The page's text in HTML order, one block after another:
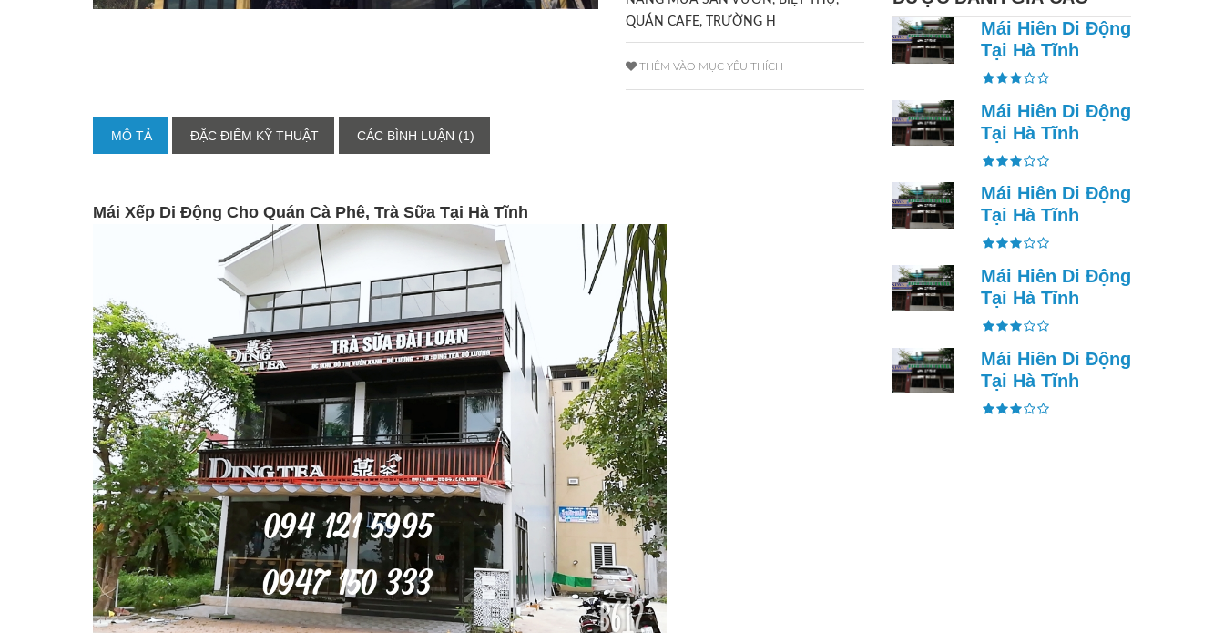
QUÁN CAFE, TRƯỜNG H
THÊM VÀO MỤC YÊU THÍCH
MÔ TẢ ĐẶC ĐIỂM KỸ THUẬT CÁC BÌNH LUẬN (1)
Mái Xếp Di Động Cho Quán Cà Phê, Trà Sữa Tại Hà Tĩnh
Mái Hiên Di Động
Tại Hà Tĩnh
Mái Hiên Di Động
Tại Hà Tĩnh
Mái Hiên Di Động
Tại Hà Tĩnh
Mái Hiên Di Động
Tại Hà Tĩnh
Mái Hiên Di Động
Tại Hà Tĩnh